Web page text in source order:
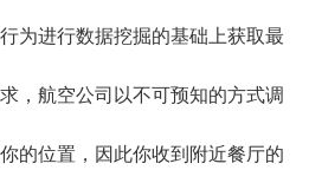
为进行数据挖掘的基础上获取最
，航空公司以不可预知的方式调
的位置，因此你收到附近餐厅的